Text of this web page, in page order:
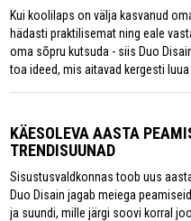
Kui koolilaps on välja kasvanud
hädasti praktilisemat ning eale
oma sõpru kutsuda - siis Duo
toa ideed, mis aitavad kergesti
KÄESOLEVA AASTA
TRENDISUUNAD
Sisustusvaldkonnas toob uus
Duo Disain jagab meiega
ja suundi, mille järgi soovi korral